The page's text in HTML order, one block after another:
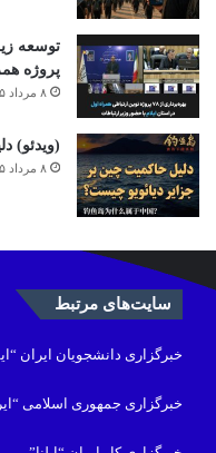
پروژه
۸ مرداد ۱۴۰۵
(ویدئو)
۸ مرداد ۱۴۰۵
سایت‌های مرتبط
خبرگزاری دانشجویان ایران
خبرگزاری جمهوری اسلامی